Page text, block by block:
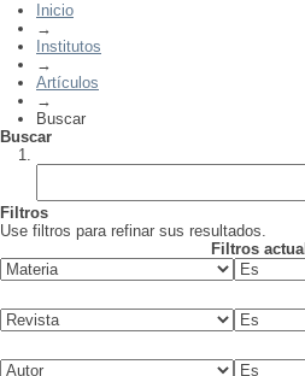
Inicio
→
Institutos
→
Artículos
→
Buscar
Buscar
Filtros
Use filtros para refinar sus resultados.
Filtros